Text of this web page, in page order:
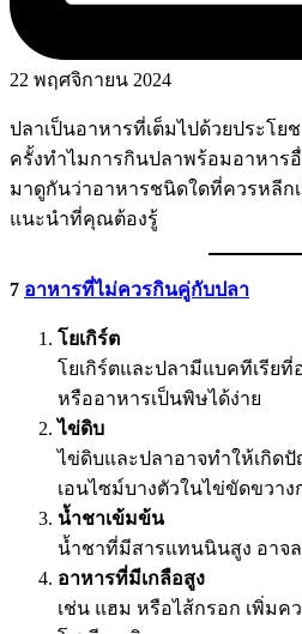
22 พฤศจิกายน 2024
ปลาเป็นอาหารที่เต็มไปด้วยประโย
ครั้งทำไมการกินปลาพร้อมอาหาร
มาดูกันว่าอาหารชนิดใดที่ควรหลีก
แนะนำที่คุณต้องรู้
7 อาหารที่ไม่ควรกินคู่กับปลา
โยเกิร์ต
โยเกิร์ตและปลามีแบคทีเรียที่
หรืออาหารเป็นพิษได้ง่าย
ไข่ดิบ
ไข่ดิบและปลาอาจทำให้เกิด
เอนไซม์บางตัวในไข่ขัดขวา
น้ำชาเข้มข้น
น้ำชาที่มีสารแทนนินสูง อาจ
อาหารที่มีเกลือสูง
เช่น แฮม หรือไส้กรอก เพิ่มค